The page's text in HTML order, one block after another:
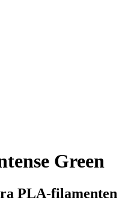
Green
PLA-filamenten